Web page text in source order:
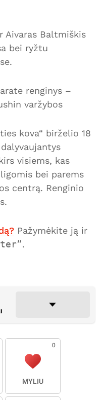
Aivaras Baltmiškis
bei ryžtu
renginys –
varžybos
kova“ birželio 18
visiems, kas
bei parems
centrą. Renginio
Pažymėkite ją ir
.
0
MYLIU